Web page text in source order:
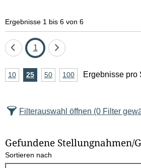
Ergebnisse 1 bis 6 von 6
Eine
zurück
Seite
1
Eine
vor
A
z
l
E
10Ergebnisse
25Ergebnisse
50Ergebnisse
100Ergebnisse
Ergebnisse pro
Filterauswahl öffnen (0 Filter
Gefundene Stellungnahmen/⁠
Sortieren nach